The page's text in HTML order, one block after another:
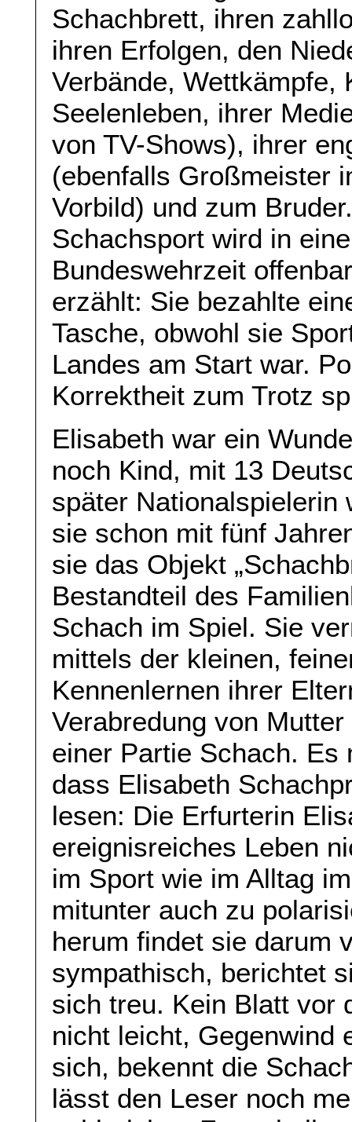
Schachbrett, ihren
ihren Erfolgen, den
Verbände, Wettkämpfe,
Seelenleben, ihrer
von TV-Shows), ihrer
(ebenfalls Großmeister
Vorbild) und zum
Schachsport wird in
Bundeswehrzeit
erzählt: Sie bezahlte
Tasche, obwohl sie
Landes am Start war.
Korrektheit zum Trotz
Elisabeth war ein
noch Kind, mit 13
später Nationalspielerin
sie schon mit fünf
sie das Objekt
Bestandteil des
Schach im Spiel. Sie
mittels der kleinen,
Kennenlernen ihrer
Verabredung von
einer Partie Schach. Es
dass Elisabeth
lesen: Die Erfurterin
ereignisreiches Leben
im Sport wie im Alltag
mitunter auch zu
herum findet sie darum
sympathisch, berichtet
sich treu. Kein Blatt vor
nicht leicht, Gegenwind
sich, bekennt die
lässt den Leser noch